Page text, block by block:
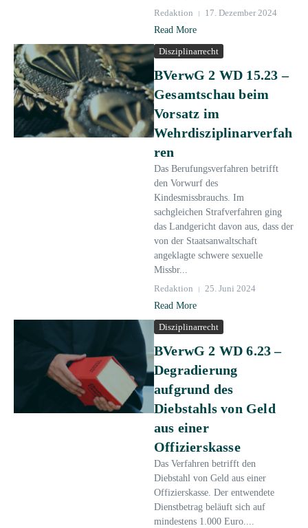
Redaktion
17. Dezember 2024
Read More
Disziplinarrecht
BVerwG 2 WD 15.23 –
Gesamtschau beim
Vorsatz im
Wehrdisziplinarverfah
ren
Das Berufungsverfahren betrifft
den Vorwurf des
Kindesmissbrauchs. Im
sachgleichen Strafverfahren ging
das Landgericht davon aus, dass der
von der Staatsanwaltschaft
angeklagte schwere sexuelle
Missbr...
Redaktion
25. Juni 2024
Read More
Disziplinarrecht
BVerwG 2 WD 6.23 –
Degradierung
aufgrund des
Diebstahls von Geld
aus einer
Offizierskasse
Das Verfahren betrifft den
Diebstahl von Geld aus einer
Offizierskasse. Der entwendete
Dienstbetrag beläuft sich auf
mindestens 1.000 Euro....